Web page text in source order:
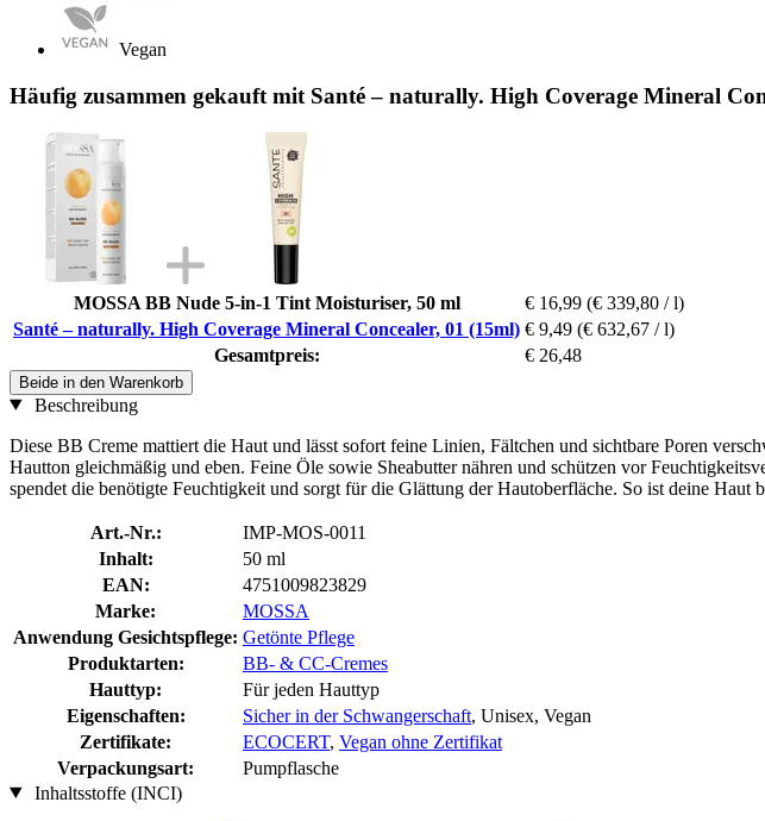
Vegan
Häufig zusammen gekauft mit Santé – naturally. High Coverage Mineral
MOSSA BB Nude 5-in-1 Tint Moisturiser, 50 ml € 16,99 (€ 339,80 / l)
Santé – naturally. High Coverage Mineral Concealer, 01 (15ml) € 9,49 (€ 632,67 / l)
Gesamtpreis:
€ 26,48
Beide in den Warenkorb
Beschreibung
Diese BB Creme mattiert die Haut und lässt sofort feine Linien, Fältchen und sichtbare Poren
Hautton gleichmäßig und eben. Feine Öle sowie Sheabutter nähren und schützen vor
spendet die benötigte Feuchtigkeit und sorgt für die Glättung der Hautoberfläche. So ist deine Haut
Art.-Nr.:
IMP-MOS-0011
Inhalt:
50 ml
EAN:
4751009823829
Marke:
MOSSA
Anwendung Gesichtspflege: Getönte Pflege
Produktarten:
BB- & CC-Cremes
Hauttyp:
Für jeden Hauttyp
Eigenschaften:
Sicher in der Schwangerschaft, Unisex, Vegan
Zertifikate:
ECOCERT, Vegan ohne Zertifikat
Verpackungsart:
Pumpflasche
Inhaltsstoffe (INCI)